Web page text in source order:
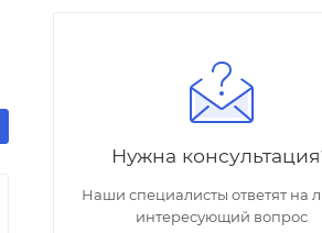
Нужна
Наши специалисты ответят на
интересующий вопрос